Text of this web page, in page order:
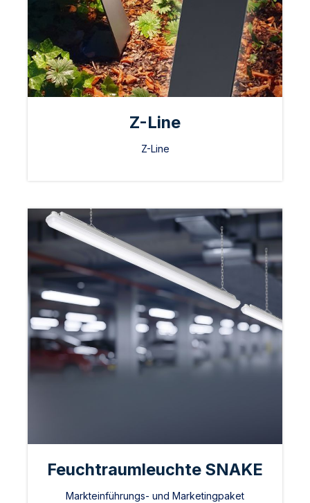
Z-Line
Z-Line
Feuchtraumleuchte SNAKE
Markteinführungs- und Marketingpaket